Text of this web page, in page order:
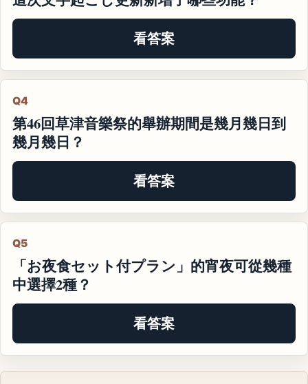
看答案
Q4
第46回草津音樂祭的舉辦期間是幾月幾日到
幾月幾日？
看答案
Q5
「お夜食セット付プラン」的宵夜可從幾種
中選擇2種？
看答案